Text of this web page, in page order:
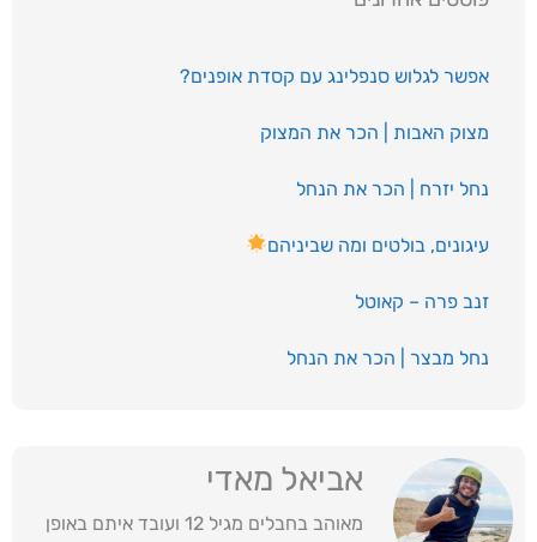
אפשר לגלוש סנפלינג עם קסדת אופנים?
מצוק האבות | הכר את המצוק
נחל יזרח | הכר את הנחל
עיגונים, בולטים ומה שביניהם
זנב פרה – קאוטל
נחל מבצר | הכר את הנחל
אביאל מאדי
מאוהב בחבלים מגיל 12 ועובד איתם באופן